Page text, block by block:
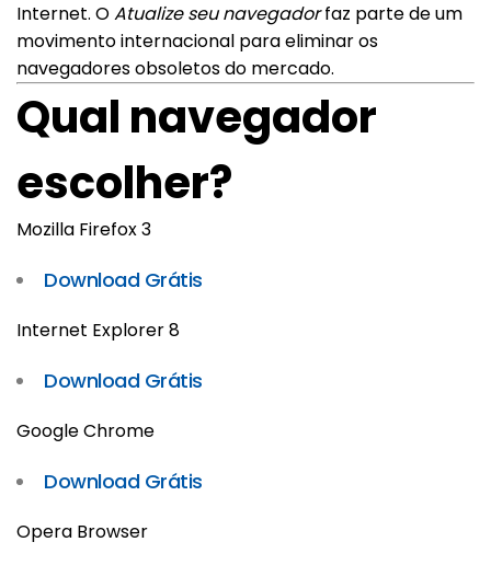
Internet. OAtualize seu navegadorfaz parte de um
movimento internacional para eliminar os
navegadores obsoletos do mercado.
Qual navegador
escolher?
Mozilla Firefox 3
Download Grátis
Internet Explorer 8
Download Grátis
Google Chrome
Download Grátis
Opera Browser